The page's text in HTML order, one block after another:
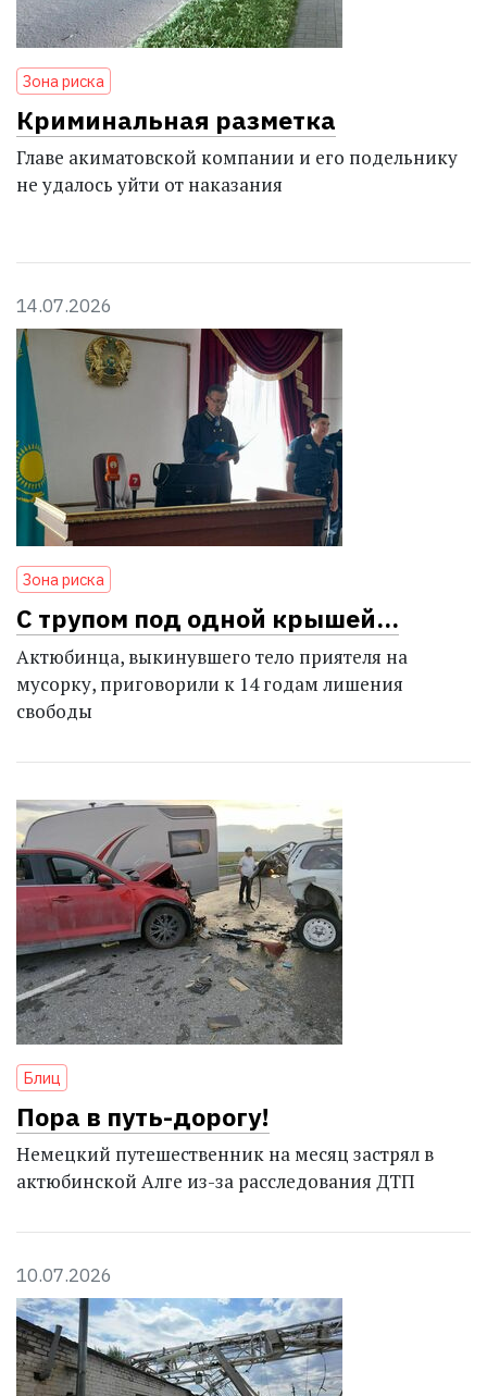
Зона риска
Криминальная разметка
Главе акиматовской компании и его подельнику
не удалось уйти от наказания
14.07.2026
Зона риска
С трупом под одной крышей…
Актюбинца, выкинувшего тело приятеля на
мусорку, приговорили к 14 годам лишения
свободы
Блиц
Пора в путь-дорогу!
Немецкий путешественник на месяц застрял в
актюбинской Алге из-за расследования ДТП
10.07.2026